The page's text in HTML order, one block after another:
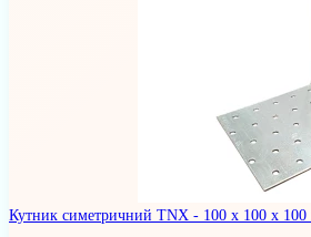
Кутник симетричний TNX - 100 x 100 x